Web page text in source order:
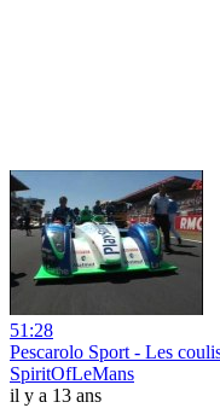
51:28
Pescarolo Sport - Les
SpiritOfLeMans
il y a 13 ans